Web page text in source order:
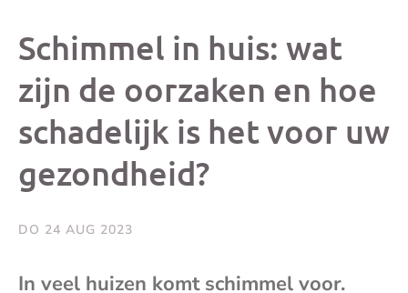
op
bericht
op op via
Schimmel in huis: wat
zijn de oorzaken en hoe
schadelijk is het voor uw
gezondheid?
DO 24 AUG 2023
In veel huizen komt schimmel voor.